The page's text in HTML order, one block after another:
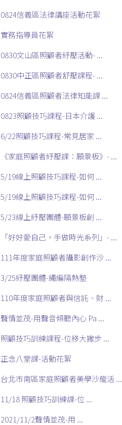
0824信義區法律講座活動花絮
實務指導員花絮
0830文山區照顧者紓壓活動- ...
0830中正區照顧者舒壓課程- ...
0824信義區照顧者法律知能課 ...
0823照顧技巧課程-日本介護 ...
6/22照顧技巧課程-常見居家 ...
《家庭照顧者紓壓課：願景板》- ...
5/19線上照顧技巧課程-如何 ...
5/19線上照顧技巧課程-如何 ...
5/23線上紓壓團體-願景板創 ...
「好好愛自己，手做時光系列」- ...
111年度家庭照顧者攝影創作沙 ...
3/25紓壓團體-繩編隔熱墊
110年度家庭照顧者與信託、財 ...
聲情並茂-用聲音傾聽內心 Pa ...
照顧技巧訓練課程-位移大撇步 ...
正念八堂課-活動花絮
台北市南區家庭照顧者美學沙龍活 ...
11/18 照顧技巧訓練課-位 ...
2021/11/2聲情並茂-用 ...